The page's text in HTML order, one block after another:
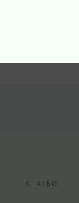
СТАТЬИ